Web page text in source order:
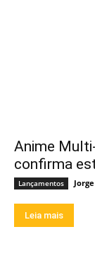
Anime
confirma
Lançamentos
Leia mais